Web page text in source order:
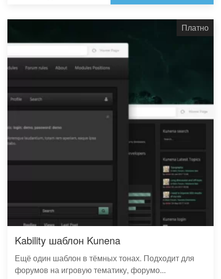
Платно
Kability шаблон Kunena
Ещё один шаблон в тёмных тонах. Подходит для
форумов на игровую тематику, форумо...